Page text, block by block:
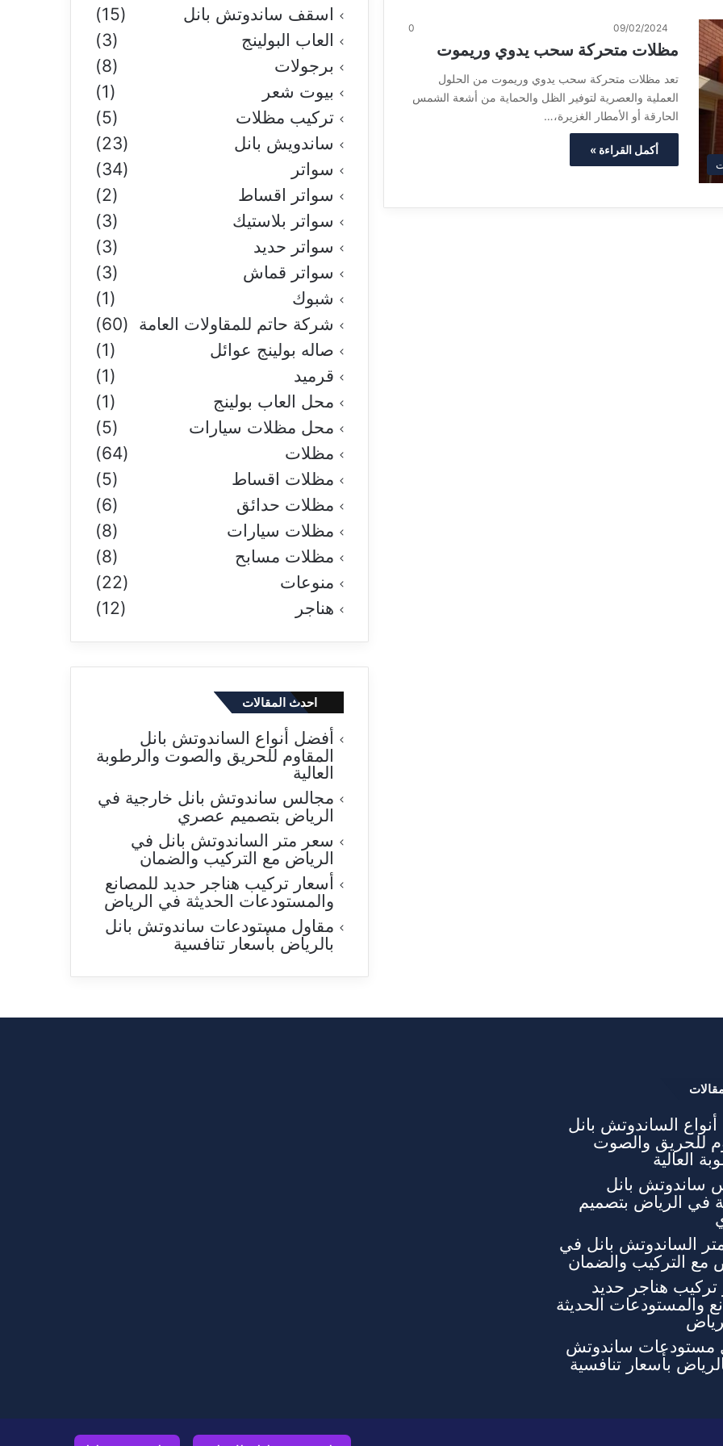
09/02/2024
0
مظلات متحركة سحب يدوي وريموت
تعد مظلات متحركة سحب يدوي وريموت من الحلول
العملية والعصرية لتوفير الظل والحماية من أشعة الشمس
الحارقة أو الأمطار الغزيرة،…
أكمل القراءة »
اسقف ساندوتش بانل
(15)
العاب البولينج
(3)
برجولات
(8)
بيوت شعر
(1)
تركيب مظلات
(5)
ساندويش بانل
(23)
سواتر
(34)
سواتر اقساط
(2)
سواتر بلاستيك
(3)
سواتر حديد
(3)
سواتر قماش
(3)
شبوك
(1)
شركة حاتم للمقاولات العامة (60)
صاله بولينج عوائل
(1)
قرميد
(1)
محل العاب بولينج
(1)
محل مظلات سيارات
(5)
مظلات
(64)
مظلات اقساط
(5)
مظلات حدائق
(6)
مظلات سيارات
(8)
مظلات مسابح
(8)
منوعات
(22)
هناجر
(12)
احدث المقالات
أفضل أنواع الساندوتش بانل
المقاوم للحريق والصوت والرطوبة
العالية
مجالس ساندوتش بانل خارجية في
الرياض بتصميم عصري
سعر متر الساندوتش بانل في
الرياض مع التركيب والضمان
أسعار تركيب هناجر حديد للمصانع
والمستودعات الحديثة في الرياض
مقاول مستودعات ساندوتش بانل
بالرياض بأسعار تنافسية
الساندوتش بانل
للحريق والصوت
العالية
ساندوتش بانل
في الرياض بتصميم
الساندوتش بانل في
مع التركيب والضمان
تركيب هناجر حديد
والمستودعات الحديثة
مستودعات ساندوتش
بأسعار تنافسية